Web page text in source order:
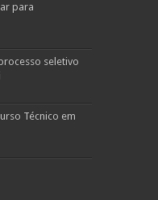
para
seletivo
Técnico em